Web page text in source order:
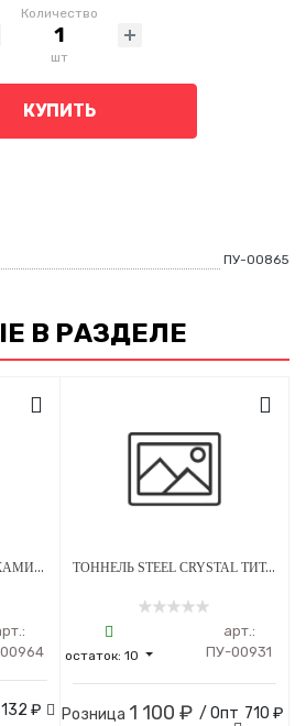
Количество
шт
КУПИТЬ
ПУ-00865
В РАЗДЕЛЕ
ПЛАГ ЧЕРНЫЙ С БЛЕСТКАМИ АКРИЛ (1 ШТ)
132 ₽
ТОННЕЛЬ STEEL CRYSTAL ТИТАН (1 ШТ)
остаток:10
арт.:
ПУ-00931
Розница 1 100 ₽ / Опт 710 ₽